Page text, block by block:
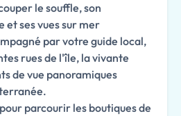
le souffle, son
ses vues sur mer
par votre guide local,
rues de l'île, la vivante
de vue panoramiques
parcourir les boutiques de